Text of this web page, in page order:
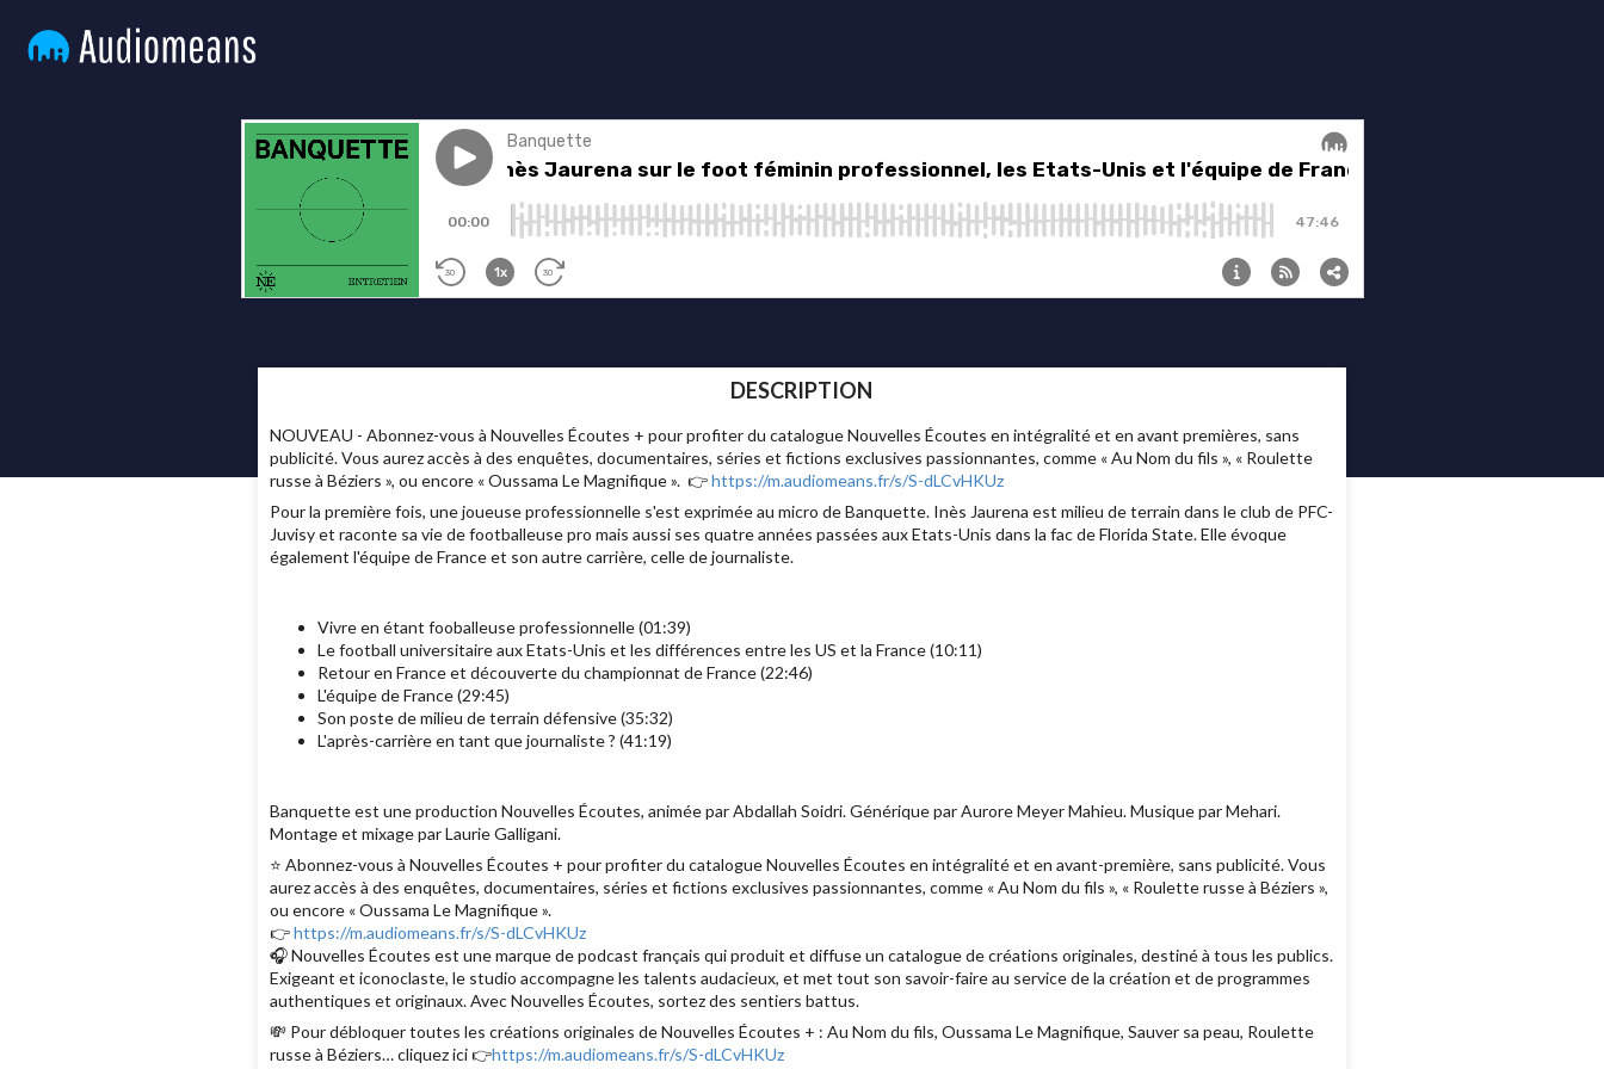
DESCRIPTION
NOUVEAU - Abonnez-vous à Nouvelles Écoutes + pour profiter du catalogue Nouvelles Écoutes en intégralité et en avant premières, sans
publicité. Vous aurez accès à des enquêtes, documentaires, séries et fictions exclusives passionnantes, comme « Au Nom du fils », « Roulette
russe à Béziers », ou encore « Oussama Le Magnifique ». 👉https://m.audiomeans.fr/s/S-dLCvHKUz
Pour la première fois, une joueuse professionnelle s'est exprimée au micro de Banquette. Inès Jaurena est milieu de terrain dans le club de PFC-
Juvisy et raconte sa vie de footballeuse pro mais aussi ses quatre années passées aux Etats-Unis dans la fac de Florida State. Elle évoque
également l'équipe de France et son autre carrière, celle de journaliste.
Vivre en étant fooballeuse professionnelle (01:39)
Le football universitaire aux Etats-Unis et les différences entre les US et la France (10:11)
Retour en France et découverte du championnat de France (22:46)
L'équipe de France (29:45)
Son poste de milieu de terrain défensive (35:32)
L'après-carrière en tant que journaliste ? (41:19)
Banquette est une production Nouvelles Écoutes, animée par Abdallah Soidri. Générique par Aurore Meyer Mahieu. Musique par Mehari.
Montage et mixage par Laurie Galligani.
⭐️ Abonnez-vous à Nouvelles Écoutes + pour profiter du catalogue Nouvelles Écoutes en intégralité et en avant-première, sans publicité. Vous
aurez accès à des enquêtes, documentaires, séries et fictions exclusives passionnantes, comme « Au Nom du fils », « Roulette russe à Béziers »,
ou encore « Oussama Le Magnifique ».
👉https://m.audiomeans.fr/s/S-dLCvHKUz
🎧 Nouvelles Écoutes est une marque de podcast français qui produit et diffuse un catalogue de créations originales, destiné à tous les publics.
Exigeant et iconoclaste, le studio accompagne les talents audacieux, et met tout son savoir-faire au service de la création et de programmes
authentiques et originaux. Avec Nouvelles Écoutes, sortez des sentiers battus.
💸 Pour débloquer toutes les créations originales de Nouvelles Écoutes + : Au Nom du fils, Oussama Le Magnifique, Sauver sa peau, Roulette
russe à Béziers… cliquez ici 👉https://m.audiomeans.fr/s/S-dLCvHKUz